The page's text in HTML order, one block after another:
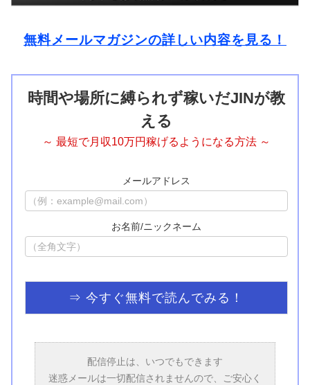
無料メールマガジンの詳しい内容を見る！
時間や場所に縛られず稼いだJINが教
える
～ 最短で月収10万円稼げるようになる方法 ～
メールアドレス
お名前/ニックネーム
配信停止は、いつでもできます
迷惑メールは一切配信されませんので、ご安心く